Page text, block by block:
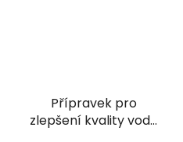
Přípravek pro
zlepšení kvality vody